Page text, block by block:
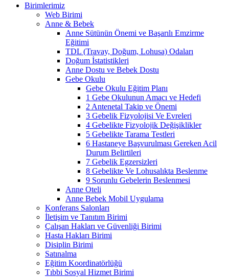
Birimlerimiz
Web Birimi
Anne & Bebek
Anne Sütünün Önemi ve Başarılı Emzirme
Eğitimi
TDL (Travay, Doğum, Lohusa) Odaları
Doğum İstatistikleri
Anne Dostu ve Bebek Dostu
Gebe Okulu
Gebe Okulu Eğitim Planı
1 Gebe Okulunun Amacı ve Hedefi
2 Antenetal Takip ve Önemi
3 Gebelik Fizyolojisi Ve Evreleri
4 Gebelikte Fizyolojik Değişiklikler
5 Gebelikte Tarama Testleri
6 Hastaneye Başvurulması Gereken Acil
Durum Belirtileri
7 Gebelik Egzersizleri
8 Gebelikte Ve Lohusalıkta Beslenme
9 Sorunlu Gebelerin Beslenmesi
Anne Oteli
Anne Bebek Mobil Uygulama
Konferans Salonları
İletişim ve Tanıtım Birimi
Çalışan Hakları ve Güvenliği Birimi
Hasta Hakları Birimi
Disiplin Birimi
Satınalma
Eğitim Koordinatörlüğü
Tıbbi Sosyal Hizmet Birimi